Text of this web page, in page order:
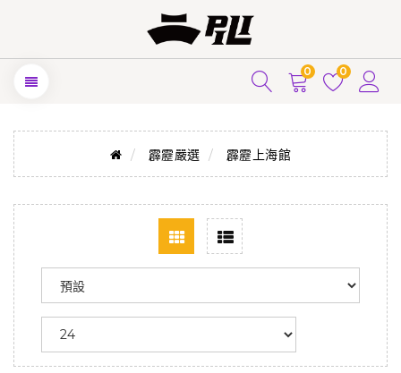
0 0
霹靂嚴選 霹靂上海館